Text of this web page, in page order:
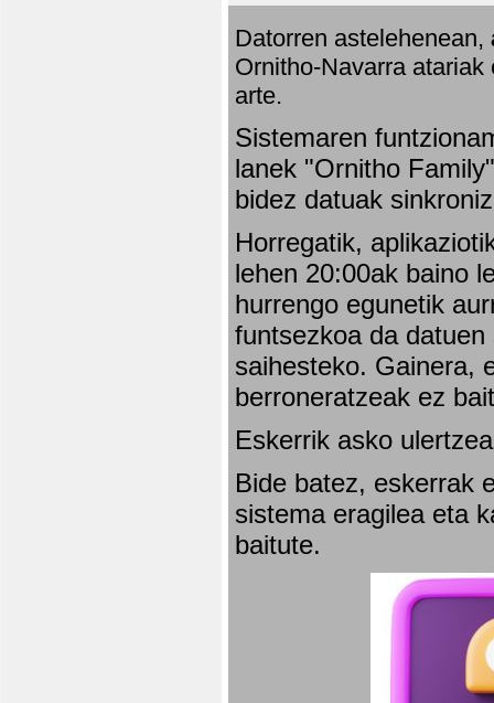
Datorren astelehenean,
Ornitho-Navarra
arte.
Sistemaren
lanek "Ornitho
bidez datuak
Horregatik,
lehen 20:00ak baino
hurrengo egunetik
funtsezkoa da
saihesteko. Gainera,
berroneratzeak ez
Eskerrik asko
Bide batez, eskerrak
sistema eragilea eta
baitute.